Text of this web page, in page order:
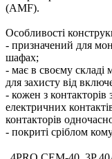
(AMF).
Особливості
- призначений для
шафах;
- має в своєму складі
для захисту від
- кожен з
електричних
контакторів
- покриті сріблом